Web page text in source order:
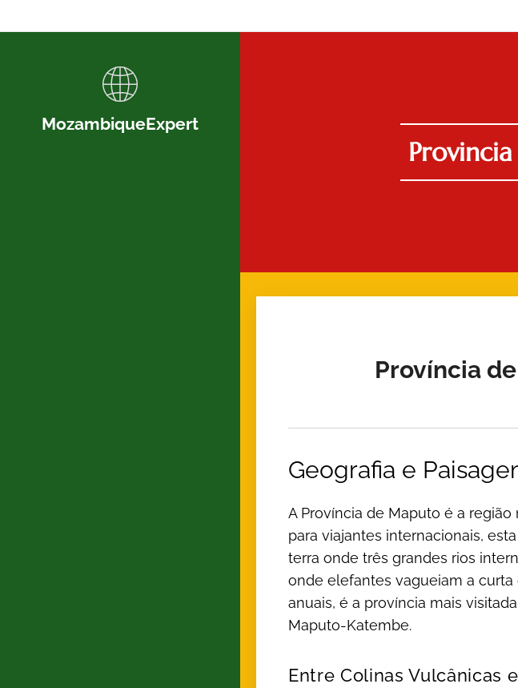
MozambiqueExpert
Província
Geografia e
A Província de Maputo é a
para viajantes internacionais,
terra onde três grandes rios
onde elefantes vagueiam a curta
anuais, é a província mais
Maputo-Katembe.
Entre Colinas Vulcânicas